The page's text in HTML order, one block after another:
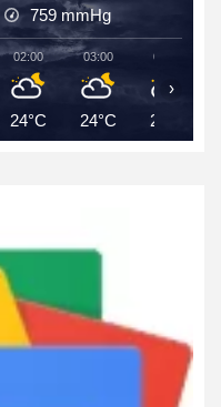
759 mmHg
02:00
24°C
03:00
24°C
04:00
24°C
›